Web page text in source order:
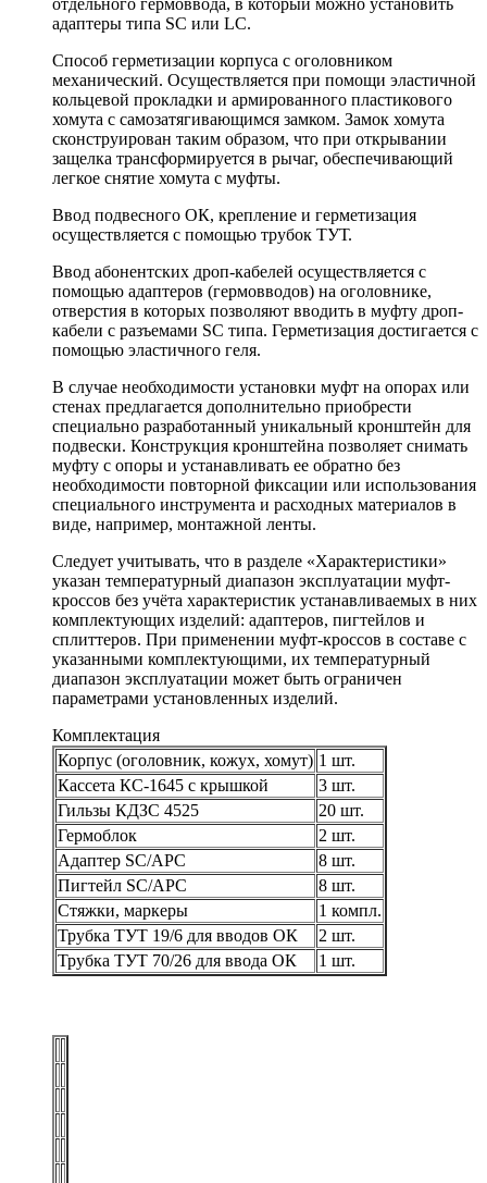
адаптеры типа SC или LC.
Способ герметизации корпуса с оголовником
механический. Осуществляется при помощи эластичной
кольцевой прокладки и армированного пластикового
хомута с самозатягивающимся замком. Замок хомута
сконструирован таким образом, что при открывании
защелка трансформируется в рычаг, обеспечивающий
легкое снятие хомута с муфты.
Ввод подвесного ОК, крепление и герметизация
осуществляется с помощью трубок ТУТ.
Ввод абонентских дроп-кабелей осуществляется с
помощью адаптеров (гермовводов) на оголовнике,
отверстия в которых позволяют вводить в муфту дроп-
кабели с разъемами SC типа. Герметизация достигается с
помощью эластичного геля.
В случае необходимости установки муфт на опорах или
стенах предлагается дополнительно приобрести
специально разработанный уникальный кронштейн для
подвески. Конструкция кронштейна позволяет снимать
муфту с опоры и устанавливать ее обратно без
необходимости повторной фиксации или использования
специального инструмента и расходных материалов в
виде, например, монтажной ленты.
Следует учитывать, что в разделе «Характеристики»
указан температурный диапазон эксплуатации муфт-
кроссов без учёта характеристик устанавливаемых в них
комплектующих изделий: адаптеров, пигтейлов и
сплиттеров. При применении муфт-кроссов в составе с
указанными комплектующими, их температурный
диапазон эксплуатации может быть ограничен
параметрами установленных изделий.
Комплектация
Корпус (оголовник, кожух, хомут) 1 шт.
Кассета КС-1645 с крышкой
3 шт.
Гильзы КДЗС 4525
20 шт.
Гермоблок
2 шт.
Адаптер SC/APC
8 шт.
Пигтейл SC/APC
8 шт.
Стяжки, маркеры
1 компл.
Трубка ТУТ 19/6 для вводов ОК
2 шт.
Трубка ТУТ 70/26 для ввода ОК
1 шт.